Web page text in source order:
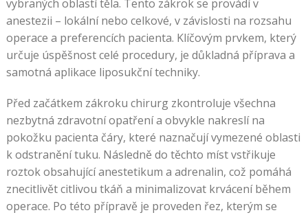
vybraných oblastí těla. Tento zákrok se provádí v
anestezii – lokální nebo celkové, v závislosti na rozsahu
operace a preferencích pacienta. Klíčovým prvkem, který
určuje úspěšnost celé procedury, je důkladná příprava a
samotná aplikace liposukční techniky.
Před začátkem zákroku chirurg zkontroluje všechna
nezbytná zdravotní opatření a obvykle nakreslí na
pokožku pacienta čáry, které naznačují vymezené oblasti
k odstranění tuku. Následně do těchto míst vstřikuje
roztok obsahující anestetikum a adrenalin, což pomáhá
znecitlivět citlivou tkáň a minimalizovat krvácení během
operace. Po této přípravě je proveden řez, kterým se